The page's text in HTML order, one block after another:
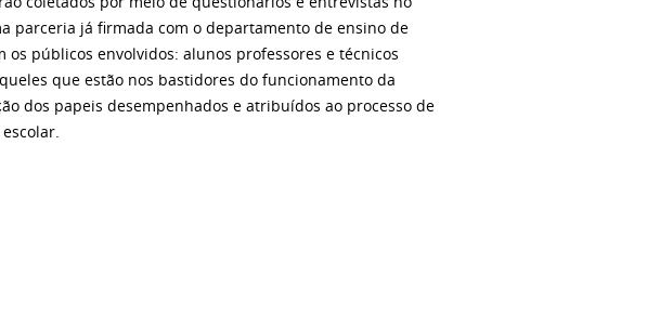
parceria já firmada com o departamento de ensino de
públicos envolvidos: alunos professores e técnicos
que estão nos bastidores do funcionamento da
dos papeis desempenhados e atribuídos ao processo de